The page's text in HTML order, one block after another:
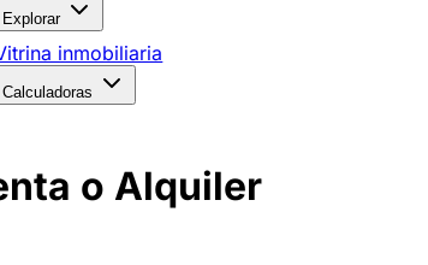
Explorar
inmobiliaria
Calculadoras
o Alquiler